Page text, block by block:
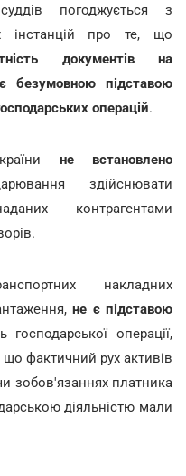
погоджується з
інстанцій про те, що
документів на
безумовною підставою
операцій.
не встановлено
здійснювати
контрагентами
накладних
не є підставою
операції,
фактичний рух активів
зобов'язаннях платника
діяльністю мали